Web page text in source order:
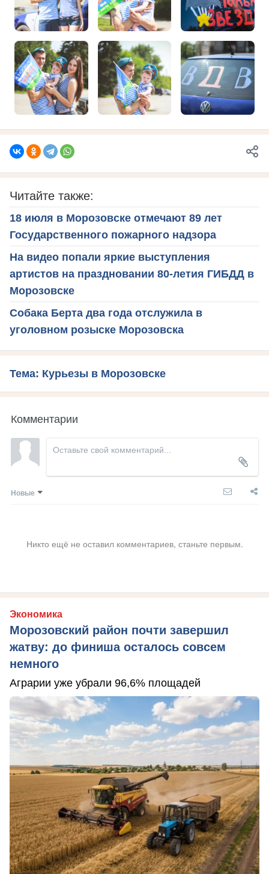
Читайте также:
18 июля в Морозовске отмечают 89 лет
Государственного пожарного надзора
На видео попали яркие выступления
артистов на праздновании 80-летия ГИБДД в
Морозовске
Собака Берта два года отслужила в
уголовном розыске Морозовска
Тема: Курьезы в Морозовске
Комментарии
Новые
Никто ещё не оставил комментариев, станьте первым.
Экономика
Морозовский район почти завершил
жатву: до финиша осталось совсем
немного
Аграрии уже убрали 96,6% площадей